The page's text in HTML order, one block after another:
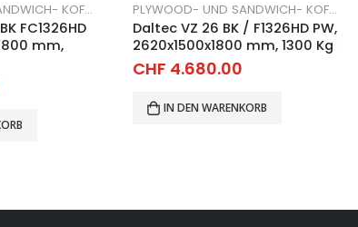
PLYWOOD- UND SANDWICH- KOFFERANHÄNGER
FC1326HD
mm,
PLYWOOD- UND SANDWICH- KOFFERANHÄNGER
Daltec VZ 26 BK / F1326HD PW,
2620x1500x1800 mm, 1300 Kg
CHF 4.680.00
IN DEN WARENKORB